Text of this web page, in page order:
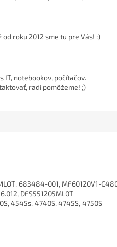
roku 2012 sme tu pre Vás! :)
IT, notebookov, počítačov.
radi pomôžeme! ;)
, 683484-001, MF60120V1-
, DFS551205ML0T
,4545s, 4740S,4745S, 4750S